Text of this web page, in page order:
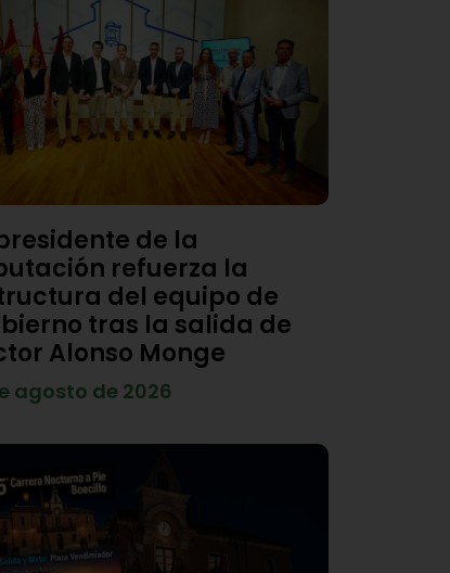
de la
refuerza la
del equipo de
tras la salida de
Alonso Monge
agosto de 2026